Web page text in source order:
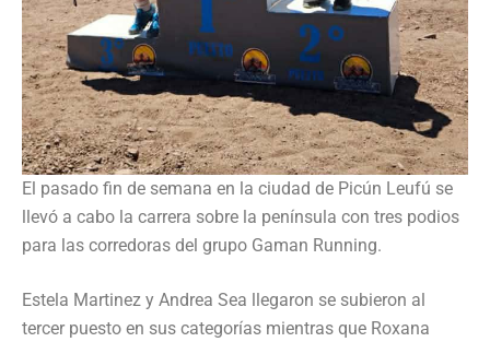
El pasado fin de semana en la ciudad de Picún Leufú se
llevó a cabo la carrera sobre la península con tres podios
para las corredoras del grupo Gaman Running.
Estela Martinez y Andrea Sea llegaron se subieron al
tercer puesto en sus categorías mientras que Roxana